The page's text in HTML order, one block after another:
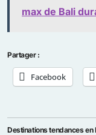
max de Bali
Partager :
Facebook
Destinations tendances en